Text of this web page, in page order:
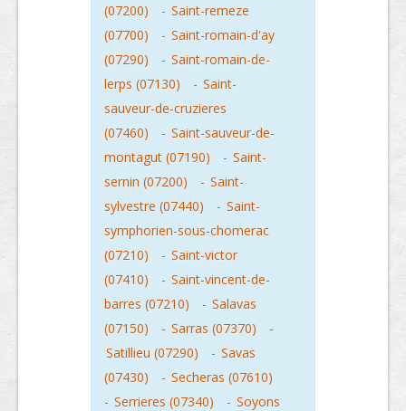
(07200)
- Saint-remeze
(07700)
- Saint-romain-d'ay
(07290)
- Saint-romain-de-
lerps (07130)
- Saint-
sauveur-de-cruzieres
(07460)
- Saint-sauveur-de-
montagut (07190)
- Saint-
sernin (07200)
- Saint-
sylvestre (07440)
- Saint-
symphorien-sous-chomerac
(07210)
- Saint-victor
(07410)
- Saint-vincent-de-
barres (07210)
- Salavas
(07150)
- Sarras (07370)
-
Satillieu (07290)
- Savas
(07430)
- Secheras (07610)
- Serrieres (07340) - Soyons